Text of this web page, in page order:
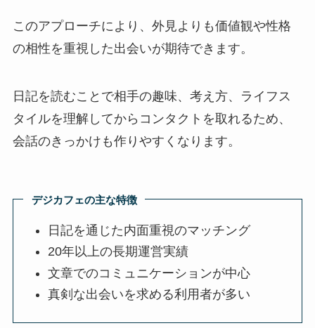
このアプローチにより、外見よりも価値観や性格
の相性を重視した出会いが期待できます。
日記を読むことで相手の趣味、考え方、ライフス
タイルを理解してからコンタクトを取れるため、
会話のきっかけも作りやすくなります。
デジカフェの主な特徴
日記を通じた内面重視のマッチング
20年以上の長期運営実績
文章でのコミュニケーションが中心
真剣な出会いを求める利用者が多い